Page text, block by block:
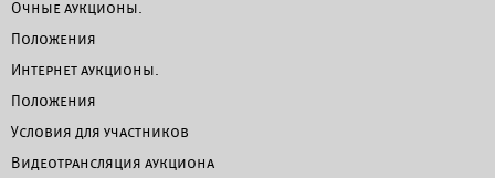
Очные аукционы.
Положения
Интернет аукционы.
Положения
Условия для участников
Видеотрансляция аукциона